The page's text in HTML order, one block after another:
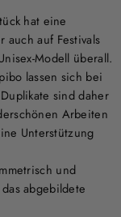
hat eine
auch auf Festivals
Modell überall.
lassen sich bei
sind daher
Arbeiten
Unterstützung
und
abgebildete